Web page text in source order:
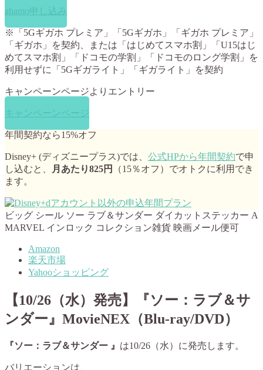
ahamo申し込み
※「5Gギガホ プレミア」「5Gギガホ」「ギガホ プレミア」
「ギガホ」を契約、または「はじめてスマホ割」「U15はじ
めてスマホ割」「ドコモの学割」「ドコモのロング学割」を
利用せずに「5Gギガライト」「ギガライト」を契約
キャンペーンページよりエントリー
キャンペーンページ
年間契約なら15%オフ
Disney+ (ディズニープラス)では、 公式HPから年間契約で申
し込むと、
月あたり825円
（15％オフ）でオトクに利用でき
ます。
ビッグ シール ソー ラブ＆サンダー ダイカットステッカー A
MARVEL インロック コレクション雑貨 映画メール便可
Amazon
楽天市場
Yahooショッピング
【10/26（水）発売】『ソー：ラブ＆サ
ンダー』MovieNEX（Blu-ray/DVD）
『ソー：ラブ＆サンダー 』 は10/26（水）に発売します。
バリエーションは、